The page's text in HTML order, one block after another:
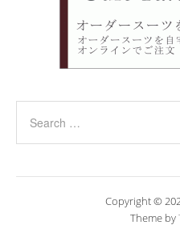
Copyright ©
Theme by